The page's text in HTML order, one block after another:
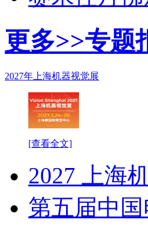
更多>>专题
2027年上海机器视觉展
[查看全文]
2027 上海
第五届中